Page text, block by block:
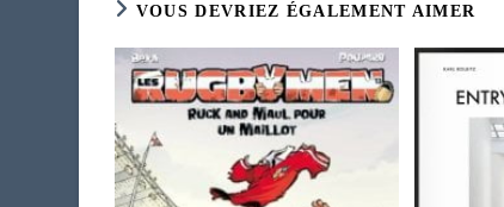
VOUS DEVRIEZ ÉGALEMENT AIMER